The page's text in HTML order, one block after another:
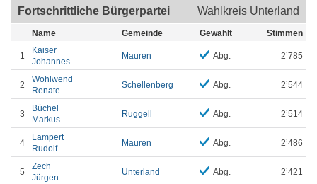
Fortschrittliche Bürgerpartei Wahlkreis Unterland
Name Gemeinde Gewählt Stimmen
1
Kaiser
Johannes
Mauren Abg. 2’785
2
Wohlwend
Renate
Schellenberg Abg. 2’544
3
Büchel
Markus
Ruggell Abg. 2’514
4
Lampert
Rudolf
Mauren Abg. 2’486
5
Zech
Jürgen
Unterland Abg. 2’421